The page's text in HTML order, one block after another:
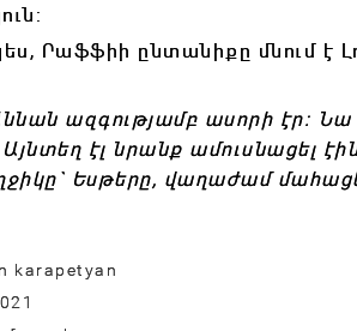
Րաֆֆիի ընտանիքը մնում է
ազգությամբ ասորի էր:
էլ նրանք ամուսնացել
Եսթերը, վաղաժամ
karapetyan